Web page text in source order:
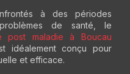
à des périodes
de santé, le
post maladie à Boucau
idéalement conçu pour
et efficace.